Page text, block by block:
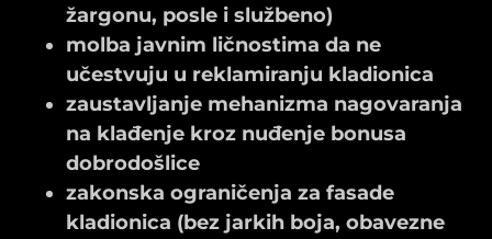
žargonu, posle i službeno)
molba javnim ličnostima da ne
učestvuju u reklamiranju kladionica
zaustavljanje mehanizma nagovaranja
na klađenje kroz nuđenje bonusa
dobrodošlice
zakonska ograničenja za fasade
kladionica (bez jarkih boja, obavezne